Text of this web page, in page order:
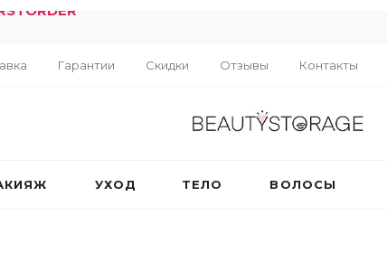
Гарантии Скидки Отзывы Контакты
УХОД ТЕЛО ВОЛОСЫ